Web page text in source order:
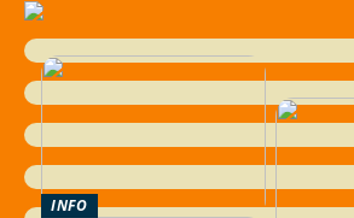
INFO